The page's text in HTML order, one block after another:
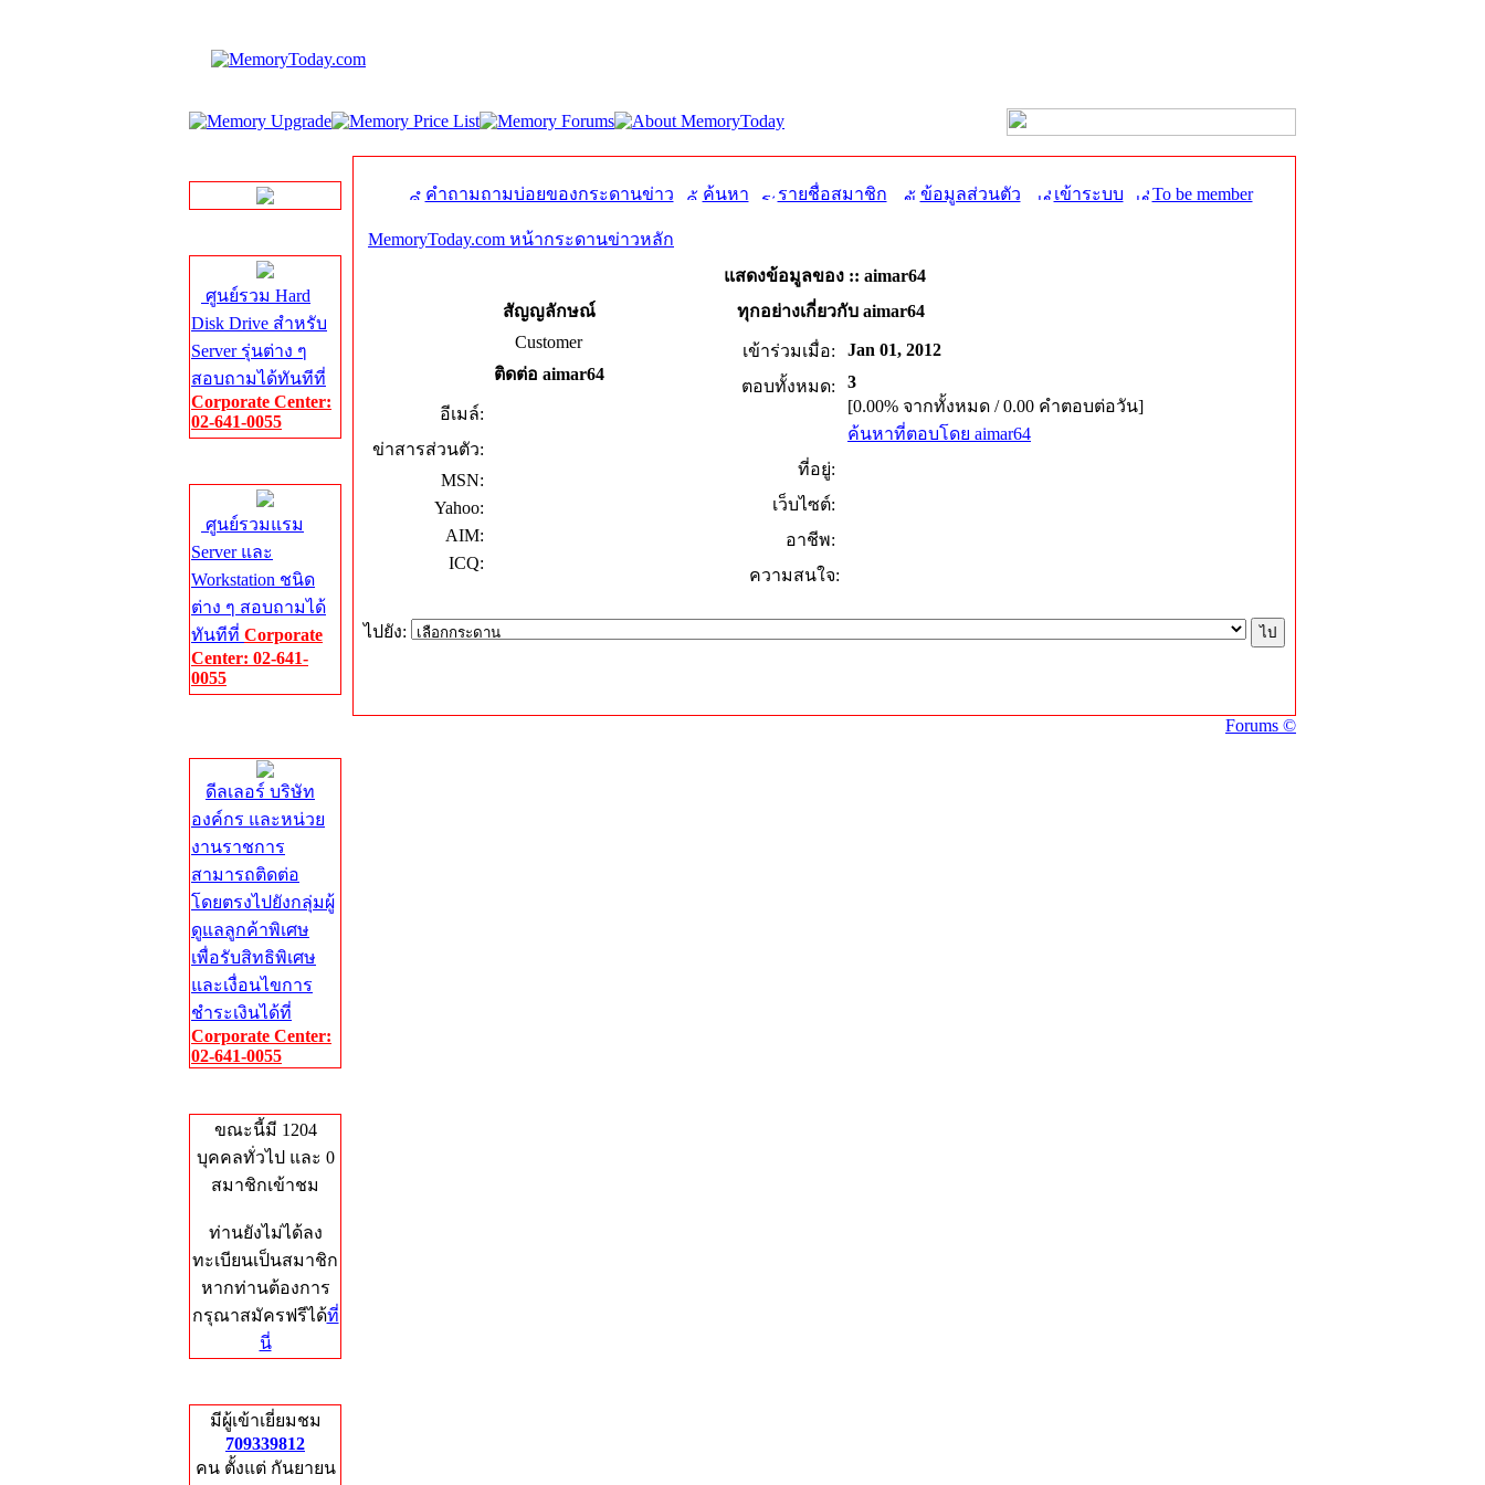
ศูนย์รวม Hard
Disk Drive สำหรับ
Server รุ่นต่าง ๆ
สอบถามได้ทันทีที่
Corporate Center:
02-641-0055
ศูนย์รวมแรม
Server และ
Workstation ชนิด
ต่าง ๆ สอบถามได้
ทันทีที่ Corporate
Center: 02-641-
0055
ดีลเลอร์ บริษัท
องค์กร และหน่วย
งานราชการ
สามารถติดต่อ
โดยตรงไปยังกลุ่มผู้
ดูแลลูกค้าพิเศษ
เพื่อรับสิทธิพิเศษ
และเงื่อนไขการ
ชำระเงินได้ที่
Corporate Center:
02-641-0055
ขณะนี้มี 1204
บุคคลทั่วไป และ 0
สมาชิกเข้าชม
ท่านยังไม่ได้ลง
ทะเบียนเป็นสมาชิก
หากท่านต้องการ
กรุณาสมัครฟรีได้ที่
นี่
มีผู้เข้าเยี่ยมชม
709339812
คน ตั้งแต่ กันยายน
คำถามถามบ่อยของกระดานข่าว ค้นหา รายชื่อสมาชิก ข้อมูลส่วนตัว เข้าระบบ To be member
MemoryToday.com หน้ากระดานข่าวหลัก
แสดงข้อมูลของ :: aimar64
สัญญลักษณ์
ทุกอย่างเกี่ยวกับ aimar64
Customer
เข้าร่วมเมื่อ:
Jan 01, 2012
ตอบทั้งหมด:
3
[0.00% จากทั้งหมด / 0.00 คำตอบต่อวัน]
ค้นหาที่ตอบโดย aimar64
ที่อยู่:
เว็บไซต์:
อาชีพ:
ความสนใจ:
ติดต่อ aimar64
อีเมล์:
ข่าสารส่วนตัว:
MSN:
Yahoo:
AIM:
ICQ:
ไปยัง:
Forums ©